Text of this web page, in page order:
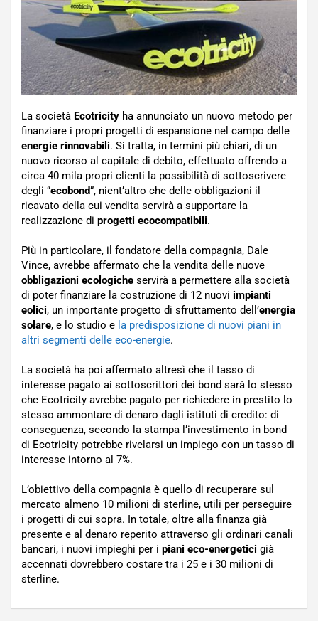
La società Ecotricity ha annunciato un nuovo metodo per
finanziare i propri progetti di espansione nel campo delle
energie rinnovabili. Si tratta, in termini più chiari, di un
nuovo ricorso al capitale di debito, effettuato offrendo a
circa 40 mila propri clienti la possibilità di sottoscrivere
degli “ecobond”, nient’altro che delle obbligazioni il
ricavato della cui vendita servirà a supportare la
realizzazione di progetti ecocompatibili.
Più in particolare, il fondatore della compagnia, Dale
Vince, avrebbe affermato che la vendita delle nuove
obbligazioni ecologiche servirà a permettere alla società
di poter finanziare la costruzione di 12 nuovi impianti
eolici, un importante progetto di sfruttamento dell’energia
solare, e lo studio e la predisposizione di nuovi piani in
altri segmenti delle eco-energie.
La società ha poi affermato altresì che il tasso di
interesse pagato ai sottoscrittori dei bond sarà lo stesso
che Ecotricity avrebbe pagato per richiedere in prestito lo
stesso ammontare di denaro dagli istituti di credito: di
conseguenza, secondo la stampa l’investimento in bond
di Ecotricity potrebbe rivelarsi un impiego con un tasso di
interesse intorno al 7%.
L’obiettivo della compagnia è quello di recuperare sul
mercato almeno 10 milioni di sterline, utili per perseguire
i progetti di cui sopra. In totale, oltre alla finanza già
presente e al denaro reperito attraverso gli ordinari canali
bancari, i nuovi impieghi per i piani eco-energetici già
accennati dovrebbero costare tra i 25 e i 30 milioni di
sterline.